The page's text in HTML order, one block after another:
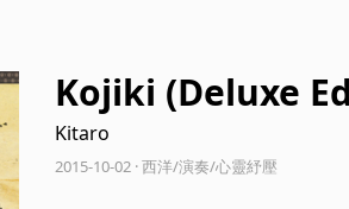
Kojiki (Deluxe
Kitaro
2015-10-02 · 西洋/演奏/心靈紓壓